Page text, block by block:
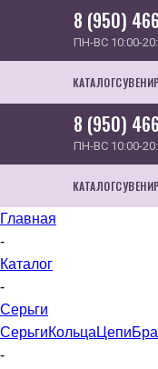
8 (950)
ПН-ВС 10:00-
КАТАЛОГ
8 (950)
ПН-ВС 10:00-
КАТАЛОГ
Главная
-
Каталог
-
Серьги
СерьгиКольца Цепи
-